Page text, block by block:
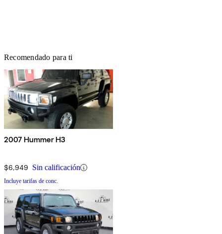
Recomendado para ti
2007 Hummer H3
$6,949 Sin calificación
Incluye tarifas de conc.